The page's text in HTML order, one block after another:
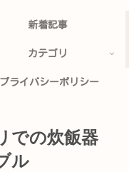
新着記事
カテゴリ
プライバシーポリシー
での炊飯器
ル